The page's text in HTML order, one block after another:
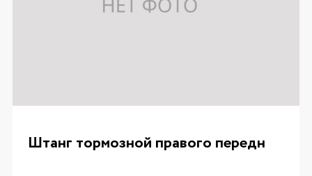
Штанг тормозной правого передн